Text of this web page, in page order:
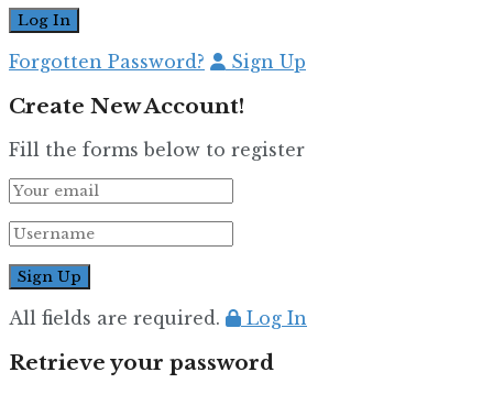
Forgotten Password? Sign Up
Create New Account!
Fill the forms below to register
All fields are required. Log In
Retrieve your password